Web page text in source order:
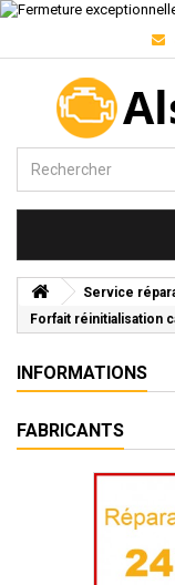
Service
Forfait réinitialisation
INFORMATIONS
FABRICANTS